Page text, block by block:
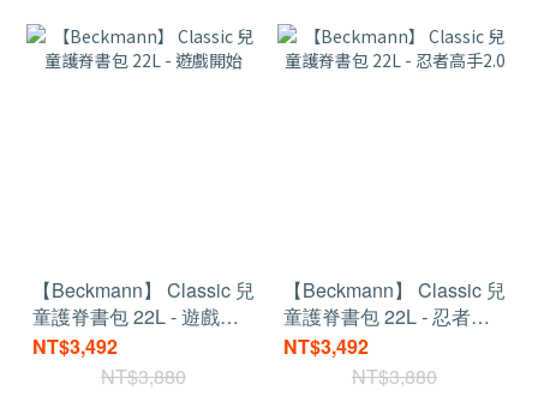
【Beckmann】 Classic 兒
童護脊書包 22L - 遊戲開
始
NT$3,492
NT$3,880
【Beckmann】 Classic 兒
童護脊書包 22L - 忍者高
手2.0
NT$3,492
NT$3,880